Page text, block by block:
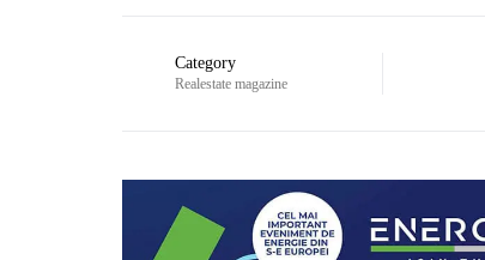
Category
Realestate magazine